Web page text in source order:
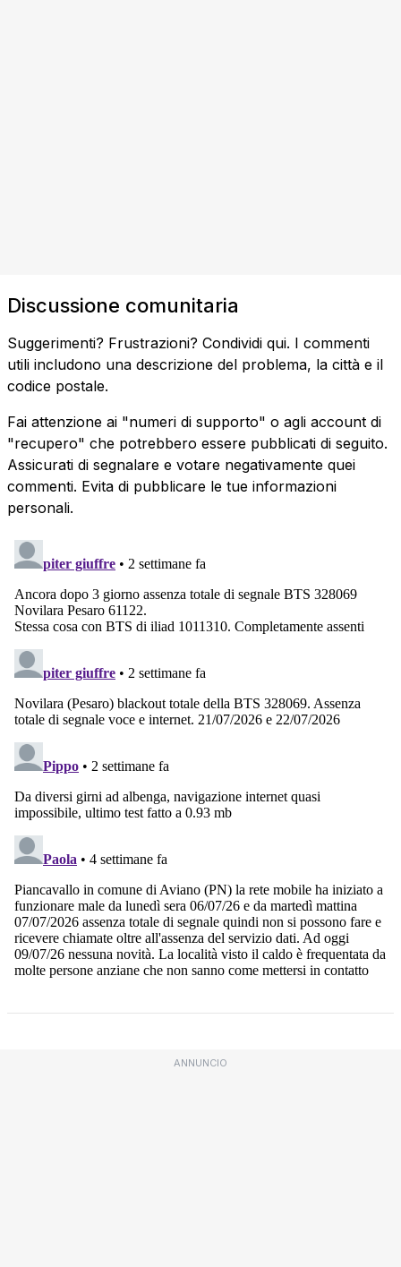
Discussione comunitaria
Suggerimenti? Frustrazioni? Condividi qui. I commenti
utili includono una descrizione del problema, la città e il
codice postale.
Fai attenzione ai "numeri di supporto" o agli account di
"recupero" che potrebbero essere pubblicati di seguito.
Assicurati di segnalare e votare negativamente quei
commenti. Evita di pubblicare le tue informazioni
personali.
ANNUNCIO